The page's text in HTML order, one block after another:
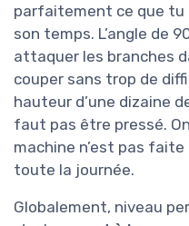
parfaitement ce que tu
son temps. L’angle de
attaquer les branches
couper sans trop de
hauteur d’une dizaine
faut pas être pressé.
machine n’est pas
toute la journée.
Globalement, niveau